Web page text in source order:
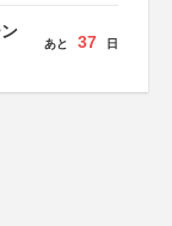
あと 37 日